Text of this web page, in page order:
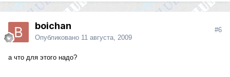
boichan
Опубликовано 11 августа, 2009
#6
а что для этого надо?